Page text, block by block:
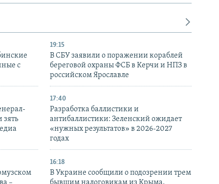
с
19:15
В СБУ заявили о поражении кораблей
береговой охраны ФСБ в Керчи и НПЗ в
российском Ярославле
17:40
Разработка баллистики и
антибаллистики: Зеленский ожидает
«нужных результатов» в 2026-2027
годах
16:18
В Украине сообщили о подозрении трем